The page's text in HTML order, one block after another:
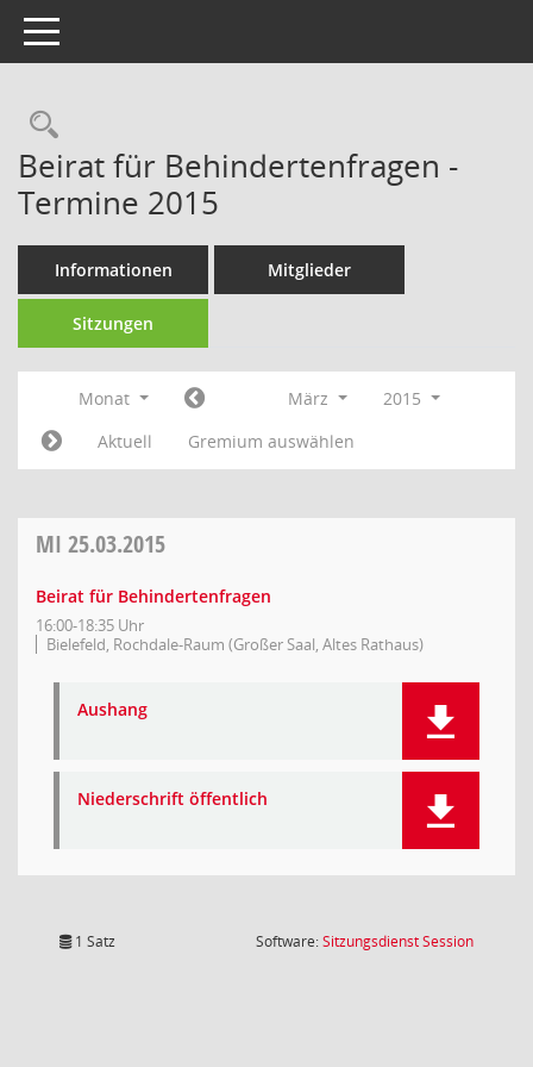
Toggle navigation
Rechercheauswahl
Beirat für Behindertenfragen -
Termine 2015
Informationen Mitglieder
Sitzungen
Monat März
2015
Aktuell
Gremium auswählen
MI 25.03.2015
Beirat für Behindertenfragen
16:00-18:35 Uhr
Bielefeld, Rochdale-Raum (Großer Saal, Altes Rathaus)
Aushang
Niederschrift öffentlich
1 Satz Software:SitzungsdienstSession(Wird in